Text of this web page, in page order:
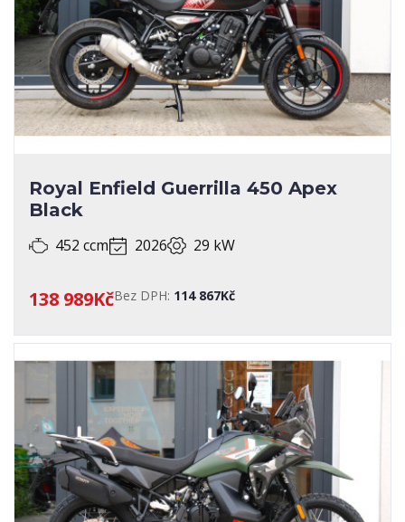
Royal Enfield Guerrilla 450 Apex
Black
452 ccm 2026 29 kW
138 989KčBez DPH: 114 867Kč